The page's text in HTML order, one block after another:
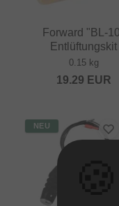
Forward "BL-
Entlüftungskit
0.15 kg
19.29 EUR
NEU